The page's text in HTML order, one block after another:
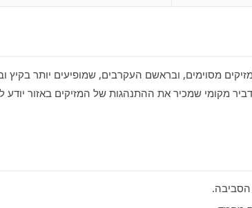
מסוימים, ובראשם העקרבים, שמופיעים יותר בקיץ
מקומי שמכיר את ההתנהגות של המזיקים באזור